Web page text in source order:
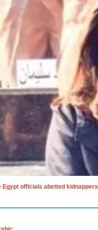
Egypt officials abetted